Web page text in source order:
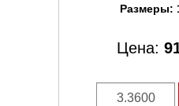
Размеры:
Цена: